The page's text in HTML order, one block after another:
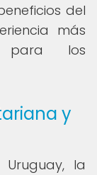
del
más
para los
y
la